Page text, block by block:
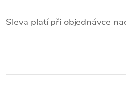
Sleva platí při objednávce